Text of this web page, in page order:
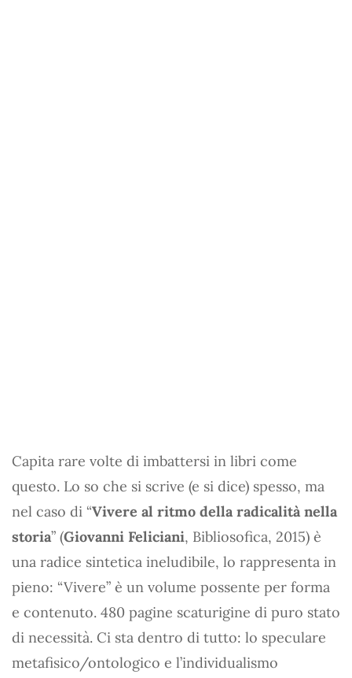
Capita rare volte di imbattersi in libri come
questo. Lo so che si scrive (e si dice) spesso, ma
nel caso di “Vivere al ritmo della radicalità nella
storia” (Giovanni Feliciani, Bibliosofica, 2015) è
una radice sintetica ineludibile, lo rappresenta in
pieno: “Vivere” è un volume possente per forma
e contenuto. 480 pagine scaturigine di puro stato
di necessità. Ci sta dentro di tutto: lo speculare
metafisico/ontologico e l’individualismo